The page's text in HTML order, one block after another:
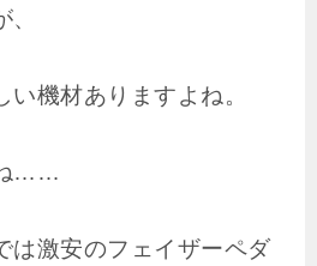
い機材ありますよね。
……
は激安のフェイザーペダ